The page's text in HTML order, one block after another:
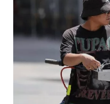
en
de
de